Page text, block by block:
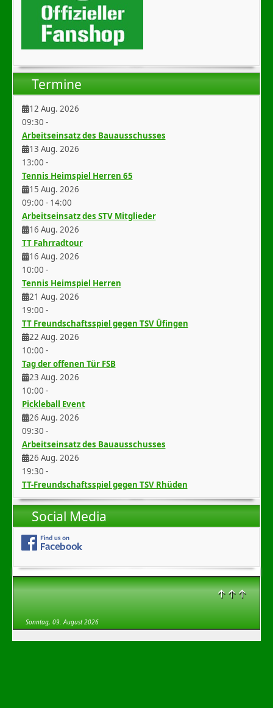
↑↑↑
Sonntag, 09. August 2026
Termine
12 Aug. 2026
09:30 -
Arbeitseinsatz des Bauausschusses
13 Aug. 2026
13:00 -
Tennis Heimspiel Herren 65
15 Aug. 2026
09:00 - 14:00
Arbeitseinsatz des STV Mitglieder
16 Aug. 2026
TT Fahrradtour
16 Aug. 2026
10:00 -
Tennis Heimspiel Herren
21 Aug. 2026
19:00 -
TT Freundschaftsspiel gegen TSV Üfingen
22 Aug. 2026
10:00 -
Tag der offenen Tür FSB
23 Aug. 2026
10:00 -
Pickleball Event
26 Aug. 2026
09:30 -
Arbeitseinsatz des Bauausschusses
26 Aug. 2026
19:30 -
TT-Freundschaftsspiel gegen TSV Rhüden
Social Media